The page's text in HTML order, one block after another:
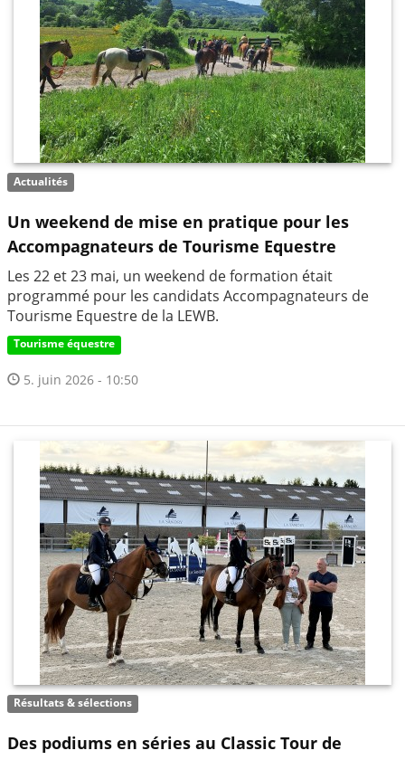
Actualités
Un weekend de mise en pratique pour les
Accompagnateurs de Tourisme Equestre
Les 22 et 23 mai, un weekend de formation était
programmé pour les candidats Accompagnateurs de
Tourisme Equestre de la LEWB.
Tourisme équestre
5. juin 2026 - 10:50
Résultats & sélections
Des podiums en séries au Classic Tour de